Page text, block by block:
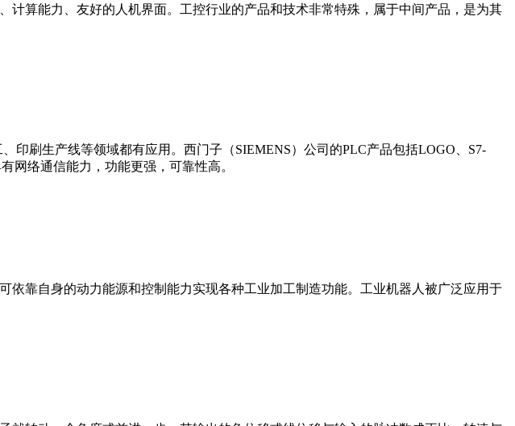
算能力、友好的人机界面。工控行业的产品和技术非常特殊，属于中间产品，是为其
印刷生产线等领域都有应用。西门子（SIEMENS）公司的PLC产品包括LOGO、S7-
网络通信能力，功能更强，可靠性高。
靠自身的动力能源和控制能力实现各种工业加工制造功能。工业机器人被广泛应用于